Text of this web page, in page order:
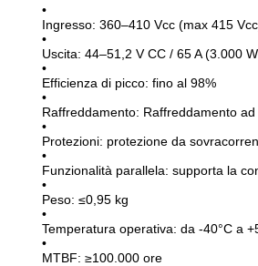
•
Ingresso: 360–410 Vcc (max 415
•
Uscita: 44–51,2 V CC / 65 A (3.000
•
Efficienza di picco: fino al 98%
•
Raffreddamento: Raffreddamento
•
Protezioni: protezione da
•
Funzionalità parallela: supporta la
•
Peso: ≤0,95 kg
•
Temperatura operativa: da -40°C a
•
MTBF: ≥100.000 ore